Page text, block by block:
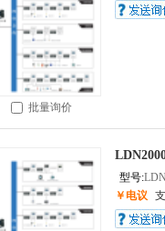
批量询价
型号:
￥电议